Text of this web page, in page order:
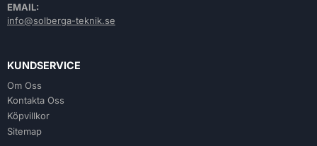
EMAIL:
info@solberga-teknik.se
KUNDSERVICE
Om Oss
Kontakta Oss
Köpvillkor
Sitemap